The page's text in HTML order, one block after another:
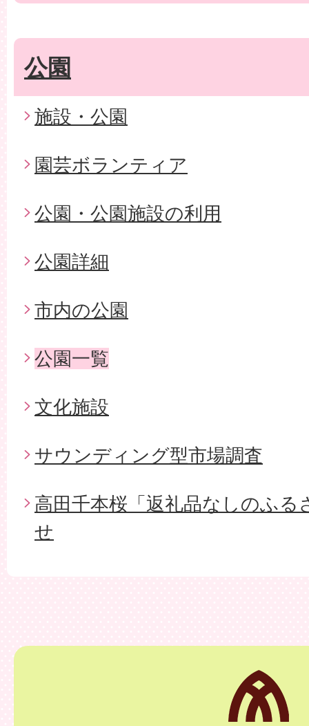
公園
施設・公園
園芸ボランティア
公園・公園施設の利用
公園詳細
市内の公園
公園一覧
文化施設
サウンディング型市場調査
高田千本桜「返礼品なしのふる
せ